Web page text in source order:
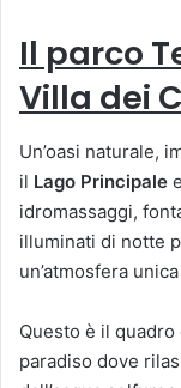
Il parco
Villa dei
Un’oasi naturale,
il Lago Principale
idromassaggi,
illuminati di notte
un’atmosfera
Questo è il
paradiso dove